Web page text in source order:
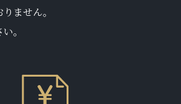
ません。
。